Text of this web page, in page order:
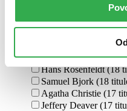
C. J. Tudor (21
Gillian Flynn (19
Jussi Adler-Olsen
Michael Hjorth (18
Hans Rosenfeldt (18
Samuel Bjork (18
Agatha Christie (17
Jeffery Deaver (17